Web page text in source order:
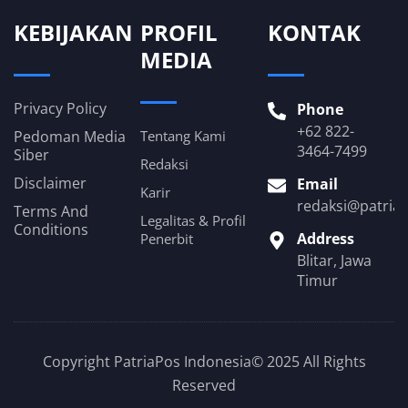
KEBIJAKAN
Privacy Policy
Pedoman Media
Siber
Disclaimer
Terms And
Conditions
PROFIL
MEDIA
Tentang Kami
Redaksi
Karir
Legalitas & Profil
Penerbit
KONTAK
Phone
+62 822-
3464-7499
Email
Address
Blitar, Jawa
Timur
Copyright PatriaPos Indonesia© 2025 All Rights
Reserved